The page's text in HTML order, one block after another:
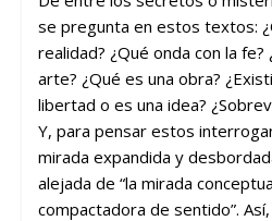
se pregunta en estos textos:
realidad? ¿Qué onda con la fe?
arte? ¿Qué es una obra?
libertad o es una idea?
Y, para pensar estos
mirada expandida y
alejada de “la mirada
compactadora de sentido”.